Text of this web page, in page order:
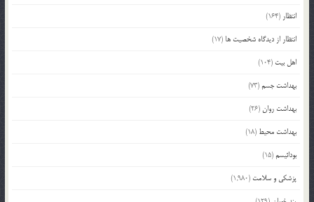
انتظار (164)
انتظار از دیدگاه شخصیت ها (17)
اهل بیت (104)
بهداشت جسم(73)
بهداشت روان (26)
بهداشت محیط (18)
بودائیسم(15)
پزشکی و سلامت (1,980)